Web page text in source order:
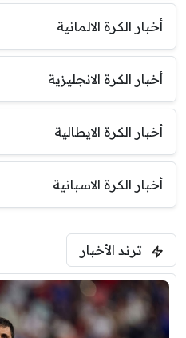
أخبار الكرة الالمانية
أخبار الكرة الانجليزية
أخبار الكرة الايطالية
أخبار الكرة الاسبانية
ترند الأخبار